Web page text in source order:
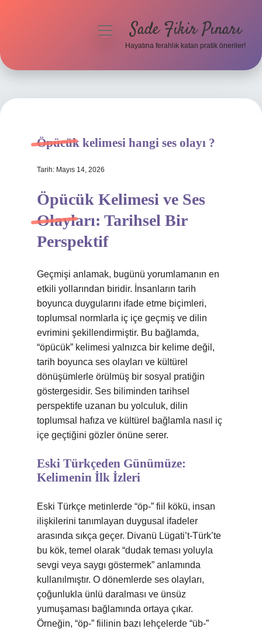
Hakkımızda
menüyüSade Fikir Pınarı
Hayatına ferahlık katan pratik öneriler!
Öpücük kelimesi hangi ses olayı ?
Tarih: Mayıs 14, 2026
Öpücük Kelimesi ve Ses
Olayları: Tarihsel Bir
Perspektif
Geçmişi anlamak, bugünü yorumlamanın en
etkili yollarından biridir. İnsanların tarih
boyunca duygularını ifade etme biçimleri,
toplumsal normlarla iç içe geçmiş ve dilin
evrimini şekillendirmiştir. Bu bağlamda,
“öpücük” kelimesi yalnızca bir kelime değil,
tarih boyunca ses olayları ve kültürel
dönüşümlerle örülmüş bir sosyal pratiğin
göstergesidir. Ses biliminden tarihsel
perspektife uzanan bu yolculuk, dilin
toplumsal hafıza ve kültürel bağlamla nasıl iç
içe geçtiğini gözler önüne serer.
Eski Türkçeden Günümüze:
Kelimenin İlk İzleri
Eski Türkçe metinlerde “öp-” fiil kökü, insan
ilişkilerini tanımlayan duygusal ifadeler
arasında sıkça geçer. Divanü Lügati’t-Türk’te
bu kök, temel olarak “dudak teması yoluyla
sevgi veya saygı göstermek” anlamında
kullanılmıştır. O dönemlerde ses olayları,
çoğunlukla ünlü daralması ve ünsüz
yumuşaması bağlamında ortaya çıkar.
Örneğin, “öp-” fiilinin bazı lehçelerde “üb-”